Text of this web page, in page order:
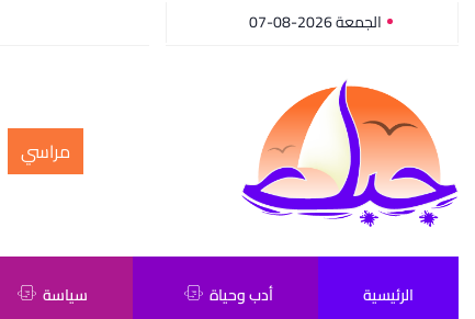
الجمعة 2026-08-07
مراسي
الرئيسية أدب وحياة سياسة